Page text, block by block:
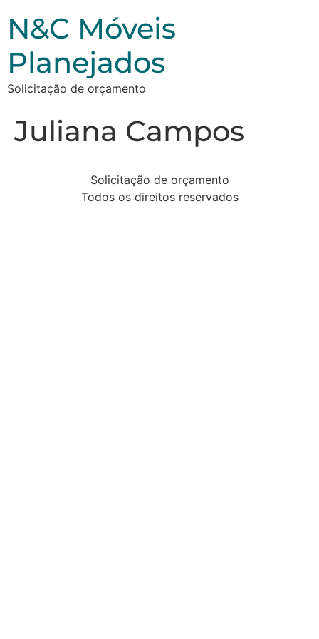
N&C Móveis
Planejados
Solicitação de orçamento
Juliana Campos
Solicitação de orçamento
Todos os direitos reservados